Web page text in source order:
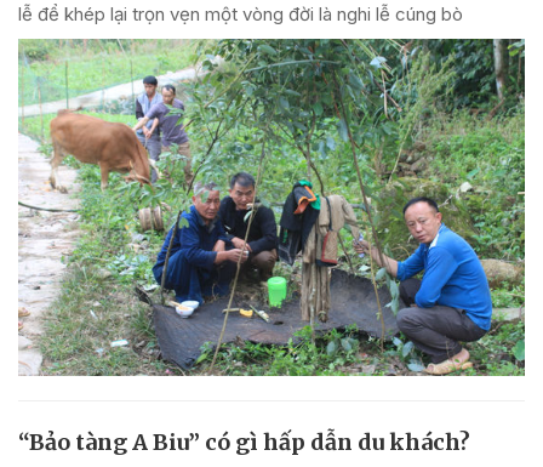
lễ để khép lại trọn vẹn một vòng đời là nghi lễ cúng bò
“Bảo tàng A Biu” có gì hấp dẫn du khách?